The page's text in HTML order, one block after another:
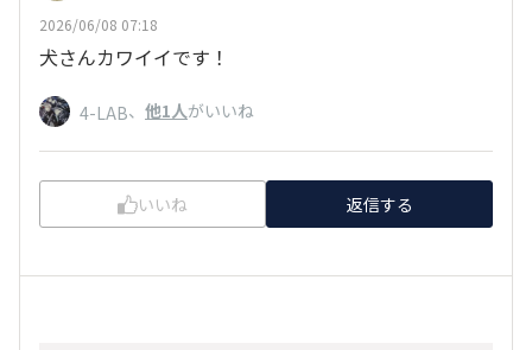
2026/06/08 07:18
犬さんカワイイです！
4-LAB、 他1人がいいね
いいね 返信する